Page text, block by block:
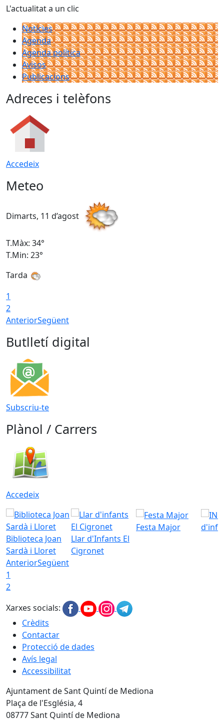
L'actualitat a un clic
Notícies
Agenda
Agenda política
Avisos
Publicacions
Adreces i telèfons
Accedeix
Meteo
Dimarts, 11 d’agost
T.Màx: 34°
T.Min: 23°
Tarda
1
2
AnteriorSegüent
Butlletí digital
Subscriu-te
Plànol / Carrers
Accedeix
Biblioteca Joan
Sardà i Lloret
Llar d'Infants El
Cigronet
Festa Major
AnteriorSegüent
1
2
Xarxes socials:
Crèdits
Contactar
Protecció de dades
Avís legal
Accessibilitat
Ajuntament de Sant Quintí de Mediona
Plaça de l'Església, 4
08777 Sant Quintí de Mediona